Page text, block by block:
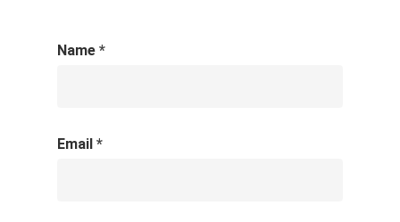
Name *
Email *